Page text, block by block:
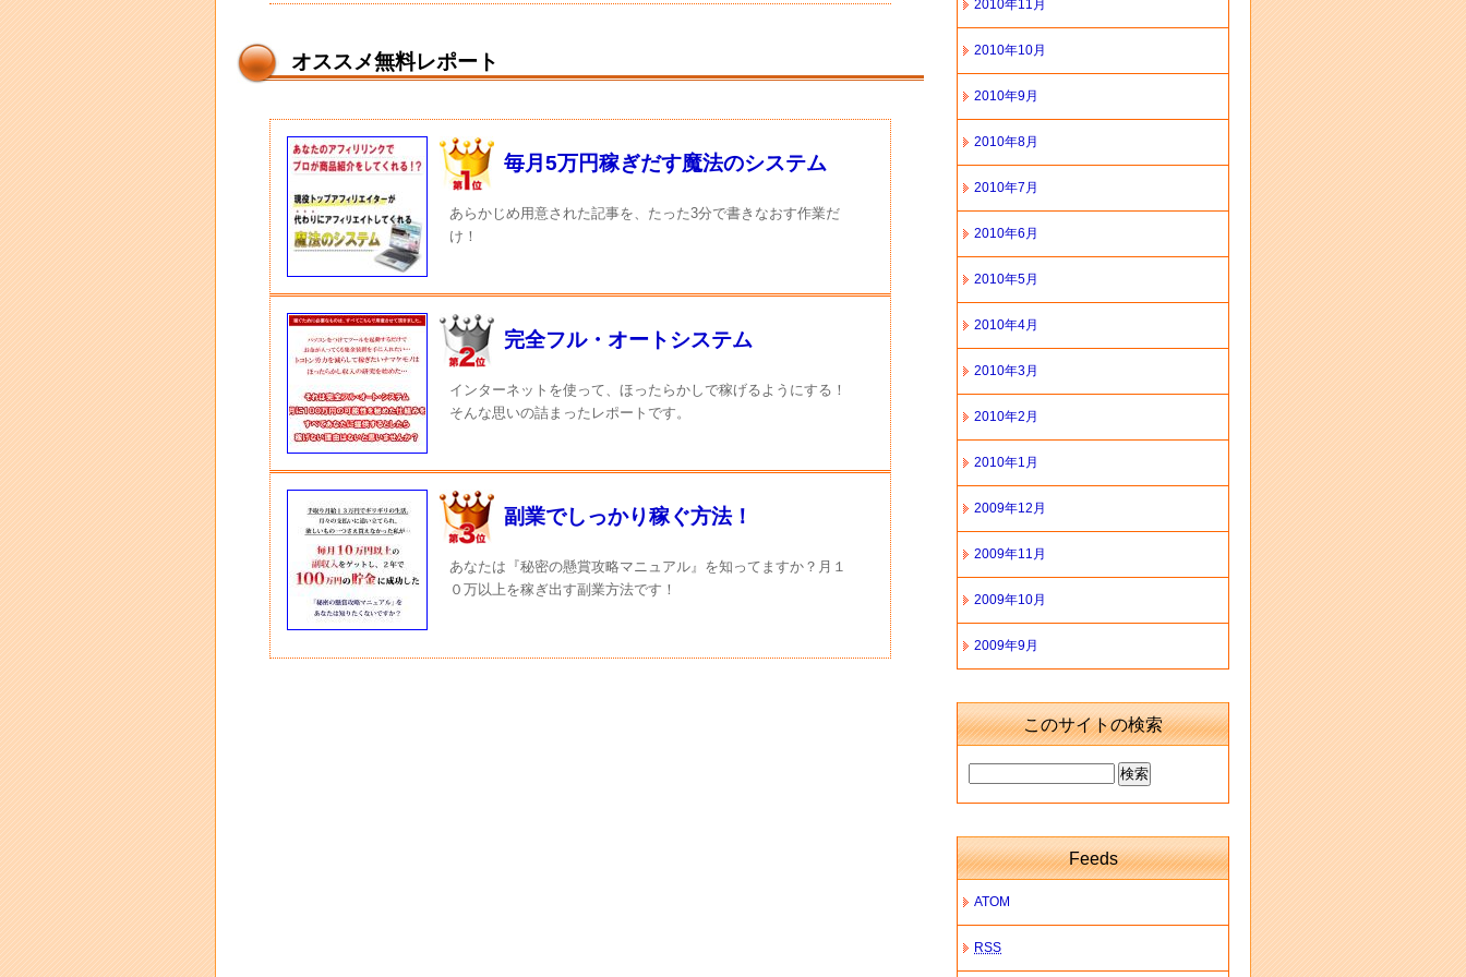
オススメ無料レポート
毎月5万円稼ぎだす魔法のシステム
あらかじめ用意された記事を、たった3分で書きなおす作業だ
け！
完全フル・オートシステム
インターネットを使って、ほったらかしで稼げるようにする！
そんな思いの詰まったレポートです。
副業でしっかり稼ぐ方法！
あなたは『秘密の懸賞攻略マニュアル』を知ってますか？月１
０万以上を稼ぎ出す副業方法です！
2010年11月
2010年10月
2010年9月
2010年8月
2010年7月
2010年6月
2010年5月
2010年4月
2010年3月
2010年2月
2010年1月
2009年12月
2009年11月
2009年10月
2009年9月
このサイトの検索
Feeds
ATOM
RSS